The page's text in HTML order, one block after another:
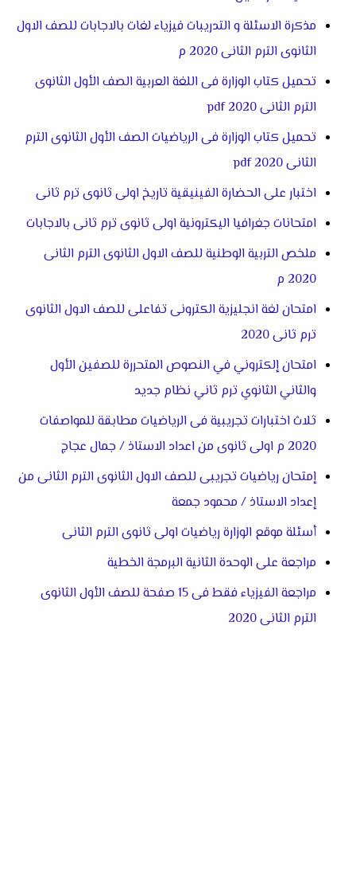
مذكرة الاسئلة و التدريبات فيزياء لغات بالاجابات للصف الاول
الثانوى الترم الثانى 2020 م
تحميل كتاب الوزارة فى اللغة العربية الصف الأول الثانوى
الترم الثانى 2020
pdf
تحميل كتاب الوزارة فى الرياضيات الصف الأول الثانوى الترم
الثانى 2020
pdf
اختبار على الحضارة الفينيقية تاريخ اولى ثانوى ترم ثانى
امتحانات جغرافيا اليكترونية اولى ثانوى ترم ثانى بالاجابات
ملخص التربية الوطنية للصف الاول الثانوى الترم الثانى
2020 م
امتحان لغة انجليزية الكترونى تفاعلى للصف الاول الثانوى
ترم ثانى 2020
امتحان إلكتروني في النصوص المتحررة للصفين الأول
والثاني الثانوي ترم ثاني نظام جديد
ثلاث اختبارات تجريبية فى الرياضيات مطابقة للمواصفات
2020 م اولى ثانوى من اعداد الاستاذ / جمال عجاج
إمتحان رياضيات تجريبى للصف الاول الثانوى الترم الثانى من
إعداد الاستاذ / محمود جمعة
أسئلة موقع الوزارة رياضيات اولى ثانوى الترم الثانى
مراجعة على الوحدة الثانية البرمجة الخطية
مراجعة الفيزياء فقط فى 15 صفحة للصف الأول الثانوى
الترم الثانى 2020